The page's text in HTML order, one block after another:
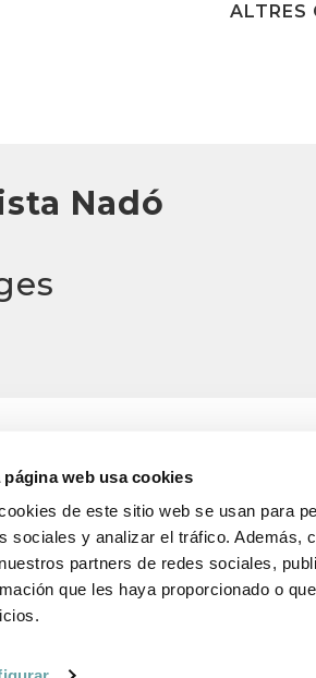
página web usa cookies
de este sitio web se usan para
sociales y analizar el tráfico. Además,
partners de redes sociales,
que les haya proporcionado o
ALTRES
Nadó
Q&A
Terminis de lliurament
Canvis i devolucions
Postvenda